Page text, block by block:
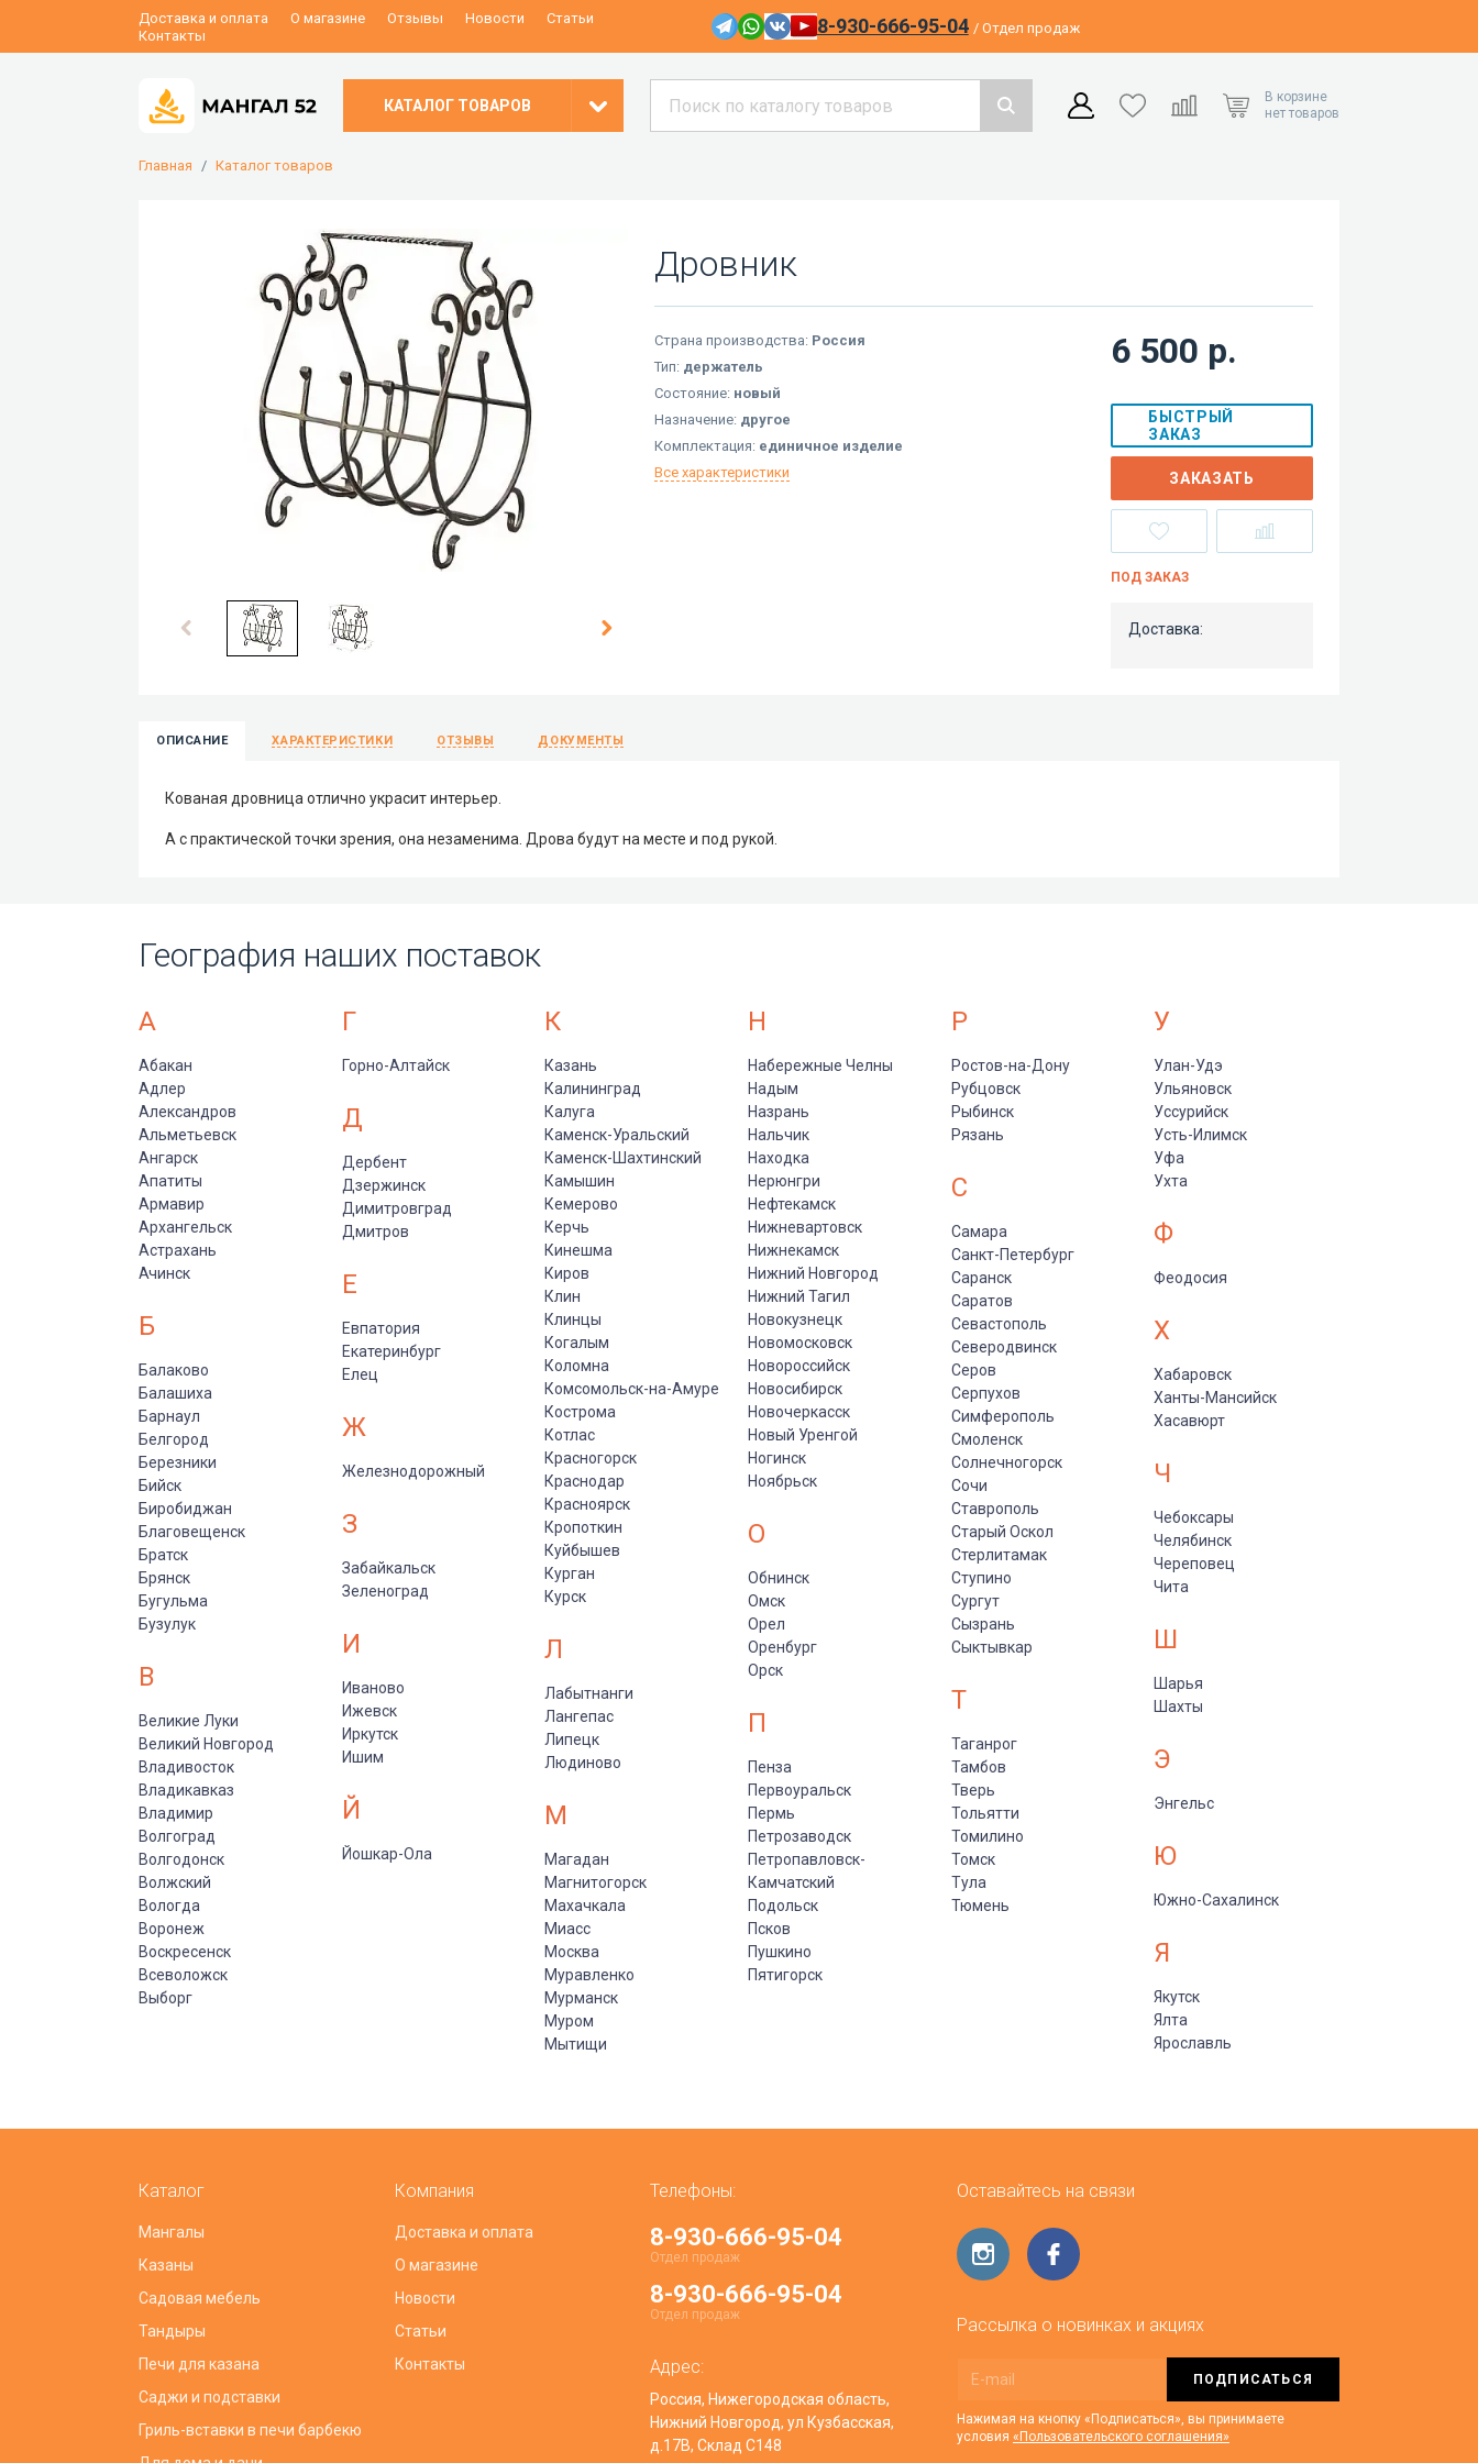
Доставка и оплата О магазине Отзывы Новости
Статьи
Контакты
8-930-666-95-04 / Отдел продаж
КАТАЛОГ ТОВАРОВ
В корзине
нет товаров
Главная Каталог товаров
Дровник
Страна производства: Россия
Тип: держатель
Состояние: новый
Назначение: другое
Комплектация: единичное изделие
Все характеристики
6 500 р.
БЫСТРЫЙ
ЗАКАЗ
ЗАКАЗАТЬ
ПОД ЗАКАЗ
Доставка:
ОПИСАНИЕ ХАРАКТЕРИСТИКИ ОТЗЫВЫ ДОКУМЕНТЫ
Кованая дровница отлично украсит интерьер.
А с практической точки зрения, она незаменима. Дрова будут на месте и под рукой.
География наших поставок
А
Абакан
Адлер
Александров
Альметьевск
Ангарск
Апатиты
Армавир
Архангельск
Астрахань
Ачинск
Б
Балаково
Балашиха
Барнаул
Белгород
Березники
Бийск
Биробиджан
Благовещенск
Братск
Брянск
Бугульма
Бузулук
В
Великие Луки
Великий Новгород
Владивосток
Владикавказ
Владимир
Волгоград
Волгодонск
Волжский
Вологда
Воронеж
Воскресенск
Всеволожск
Выборг
Г
Горно-Алтайск
Д
Дербент
Дзержинск
Димитровград
Дмитров
Е
Евпатория
Екатеринбург
Елец
Ж
Железнодорожный
З
Забайкальск
Зеленоград
И
Иваново
Ижевск
Иркутск
Ишим
Й
Йошкар-Ола
К
Казань
Калининград
Калуга
Каменск-Уральский
Каменск-Шахтинский
Камышин
Кемерово
Керчь
Кинешма
Киров
Клин
Клинцы
Когалым
Коломна
Комсомольск-на-Амуре
Кострома
Котлас
Красногорск
Краснодар
Красноярск
Кропоткин
Куйбышев
Курган
Курск
Л
Лабытнанги
Лангепас
Липецк
Людиново
М
Магадан
Магнитогорск
Махачкала
Миасс
Москва
Муравленко
Мурманск
Муром
Мытищи
Н
Набережные Челны
Надым
Назрань
Нальчик
Находка
Нерюнгри
Нефтекамск
Нижневартовск
Нижнекамск
Нижний Новгород
Нижний Тагил
Новокузнецк
Новомосковск
Новороссийск
Новосибирск
Новочеркасск
Новый Уренгой
Ногинск
Ноябрьск
О
Обнинск
Омск
Орел
Оренбург
Орск
П
Пенза
Первоуральск
Пермь
Петрозаводск
Петропавловск-
Камчатский
Подольск
Псков
Пушкино
Пятигорск
Р
Ростов-на-Дону
Рубцовск
Рыбинск
Рязань
С
Самара
Санкт-Петербург
Саранск
Саратов
Севастополь
Северодвинск
Серов
Серпухов
Симферополь
Смоленск
Солнечногорск
Сочи
Ставрополь
Старый Оскол
Стерлитамак
Ступино
Сургут
Сызрань
Сыктывкар
Т
Таганрог
Тамбов
Тверь
Тольятти
Томилино
Томск
Тула
Тюмень
У
Улан-Удэ
Ульяновск
Уссурийск
Усть-Илимск
Уфа
Ухта
Ф
Феодосия
Х
Хабаровск
Ханты-Мансийск
Хасавюрт
Ч
Чебоксары
Челябинск
Череповец
Чита
Ш
Шарья
Шахты
Э
Энгельс
Ю
Южно-Сахалинск
Я
Якутск
Ялта
Ярославль
Каталог
Мангалы
Казаны
Садовая мебель
Тандыры
Печи для казана
Саджи и подставки
Гриль-вставки в печи барбекю
Компания
Доставка и оплата
О магазине
Новости
Статьи
Контакты
Телефоны:
8-930-666-95-04
Отдел продаж
8-930-666-95-04
Отдел продаж
Адрес:
Россия, Нижегородская область,
Нижний Новгород, ул Кузбасская,
д.17В, Склад С148
Оставайтесь на связи
Рассылка о новинках и акциях
ПОДПИСАТЬСЯ
Нажимая на кнопку «Подписаться», вы принимаете
условия «Пользовательского соглашения»